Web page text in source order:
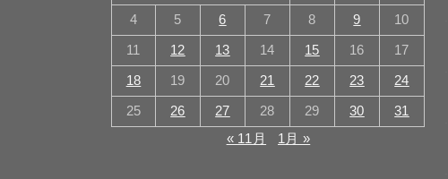
4 5 6 7 8 9 10
11 12 13 14 15 16 17
18 19 20 21 22 23 24
25 26 27 28 29 30
31
« 11月
1月 »